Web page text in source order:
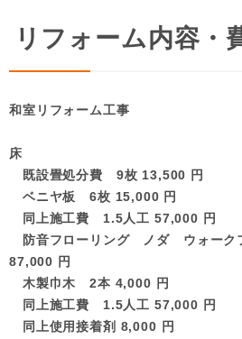
リフォーム内容・
和室リフォーム工事
床
既設畳処分費 9枚 13,500 円
ベニヤ板 6枚 15,000 円
同上施工費 1.5人工 57,000 円
防音フローリング ノダ ウォーク
87,000 円
木製巾木 2本 4,000 円
同上施工費 1.5人工 57,000 円
同上使用接着剤 8,000 円